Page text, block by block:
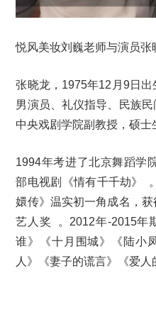
悦风美妆刘巍老师与演员张
张晓龙，1975年12月9日
男演员、礼仪指导、民族
中央戏剧学院副教授，硕士
1994年考进了北京舞蹈学
部电视剧《情有千千劫》
嬛传》温实初一角成名，
艺人奖 。2012年-2015年
谁》《十月围城》《陆小
人》《妻子的谎言》《爱人